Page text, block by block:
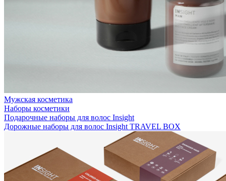
Мужская косметика
Наборы косметики
Подарочные наборы для волос Insight
Дорожные наборы для волос Insight TRAVEL BOX